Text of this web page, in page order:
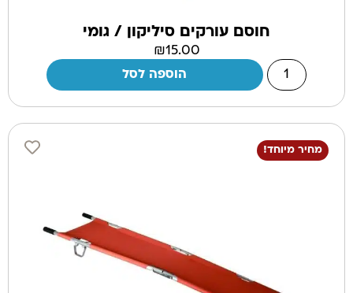
חוסם עורקים סיליקון / גומי
₪15.00
הוספה לסל
מחיר מיוחד!